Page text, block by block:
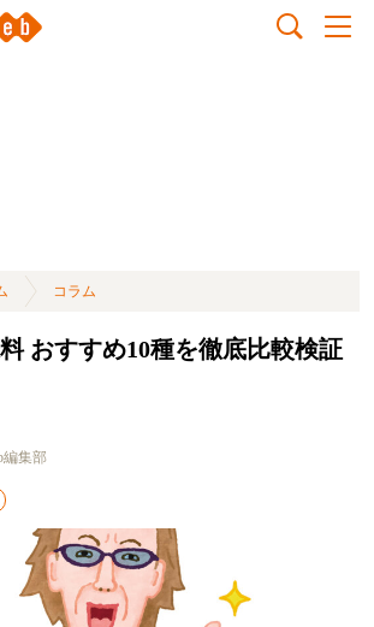
コラム
おすすめ10種を徹底比較検証
編集部